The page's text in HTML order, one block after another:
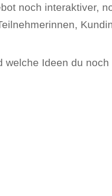
noch interaktiver,
welche Ideen du noch